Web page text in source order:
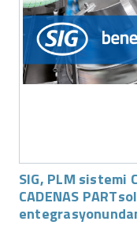
SIG, PLM sistemi
CADENAS